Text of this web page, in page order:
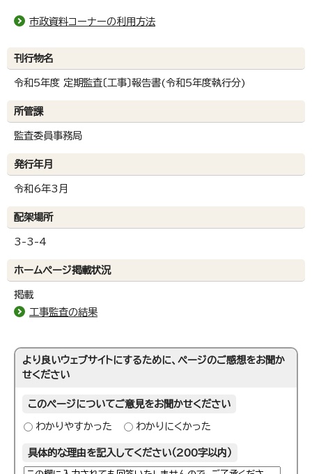
市政資料コーナーの利用方法
刊行物名
令和5年度 定期監査〔工事〕報告書(令和5年度執行分)
所管課
監査委員事務局
発行年月
令和6年3月
配架場所
3-3-4
ホームページ掲載状況
掲載
工事監査の結果
より良いウェブサイトにするために、ページのご感想をお聞か
せください
このページについてご意見をお聞かせください
わかりやすかった わかりにくかった
具体的な理由を記入してください（200字以内）